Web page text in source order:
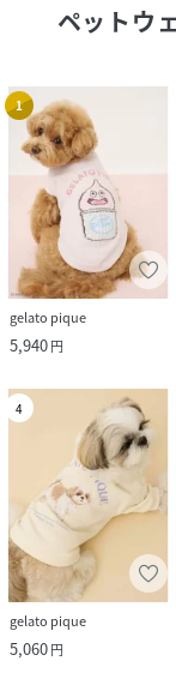
ペットウ
1
gelato pique
5,940円
4
gelato pique
5,060円